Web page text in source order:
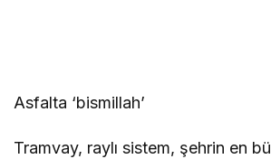
Asfalta ‘bismillah’
Tramvay, raylı sistem, şehrin en